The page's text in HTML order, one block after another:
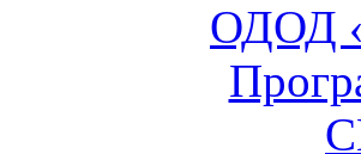
ОДОД